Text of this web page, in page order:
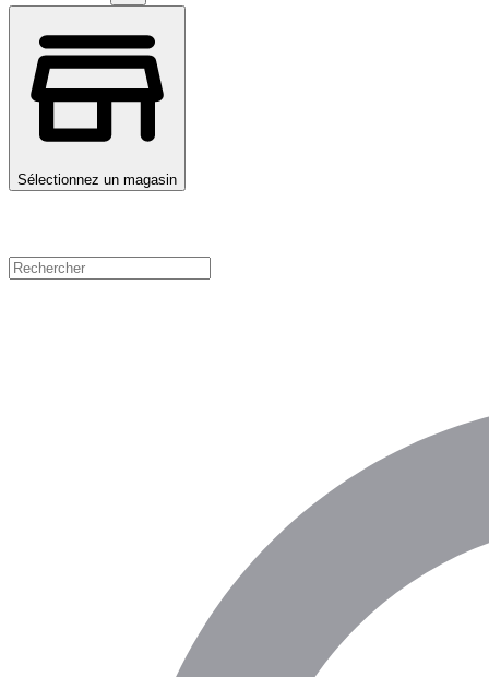
Sélectionnez un magasin